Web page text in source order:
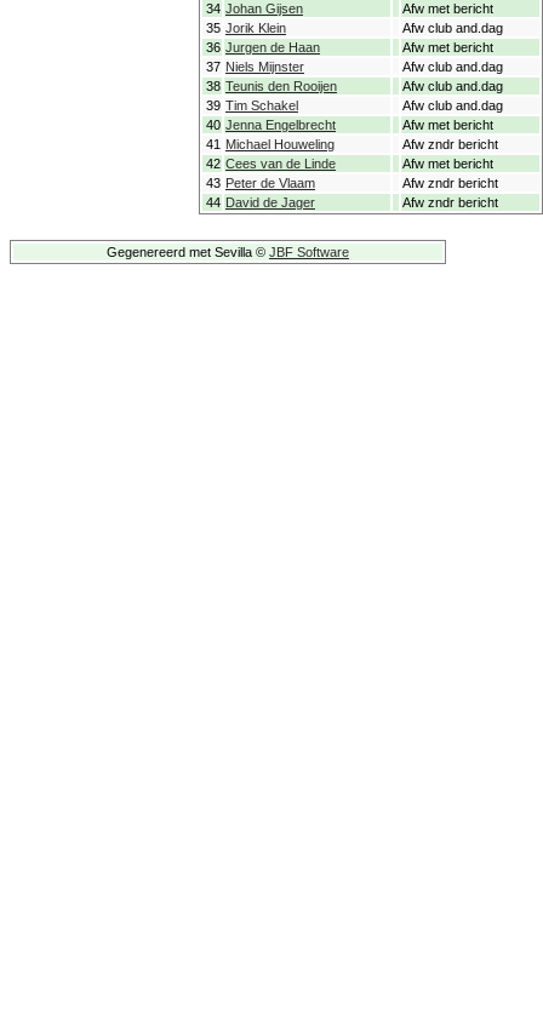
34 Johan Gijsen
Afw met bericht
35 Jorik Klein
Afw club and.dag
36 Jurgen de Haan
Afw met bericht
37 Niels Mijnster
Afw club and.dag
38 Teunis den Rooijen
Afw club and.dag
39 Tim Schakel
Afw club and.dag
40 Jenna Engelbrecht
Afw met bericht
41 Michael Houweling
Afw zndr bericht
42 Cees van de Linde
Afw met bericht
43 Peter de Vlaam
Afw zndr bericht
44 David de Jager Afw zndr bericht
Gegenereerd met Sevilla © JBF Software